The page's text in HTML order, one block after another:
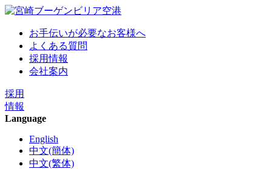
お手伝いが必要なお客様へ
よくある質問
採用情報
会社案内
採用
情報
Language
English
中文(簡体)
中文(繁体)